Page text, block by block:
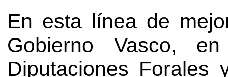
En esta línea de
Gobierno Vasco,
Diputaciones Forales